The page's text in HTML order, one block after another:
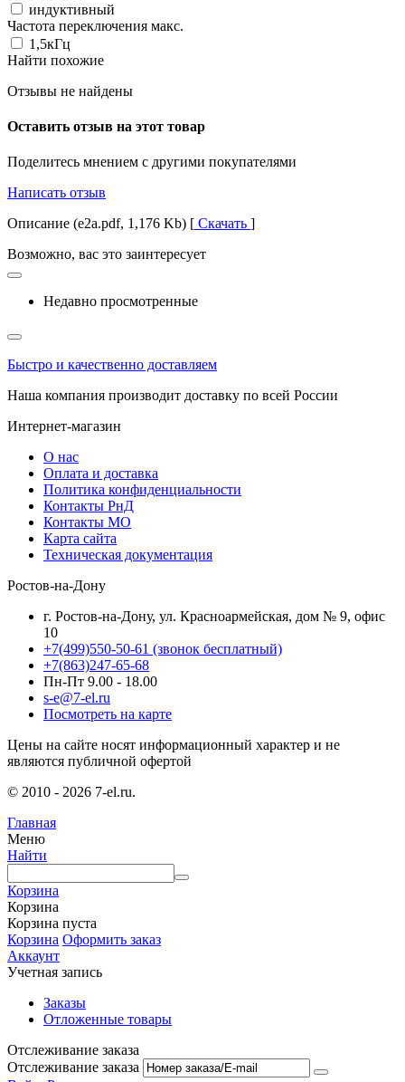
индуктивный
Частота переключения макс.
1,5кГц
Найти похожие
Отзывы не найдены
Оставить отзыв на этот товар
Поделитесь мнением с другими покупателями
Написать отзыв
Описание (e2a.pdf, 1,176 Kb) [ Скачать ]
Возможно, вас это заинтересует
Недавно просмотренные
Быстро и качественно доставляем
Наша компания производит доставку по всей России
Интернет-магазин
О нас
Оплата и доставка
Политика конфиденциальности
Контакты РнД
Контакты МО
Карта сайта
Техническая документация
Ростов-на-Дону
г. Ростов-на-Дону, ул. Красноармейская, дом № 9, офис
10
+7(499)550-50-61 (звонок бесплатный)
+7(863)247-65-68
Пн-Пт 9.00 - 18.00
s-e@7-el.ru
Посмотреть на карте
Цены на сайте носят информационный характер и не
являются публичной офертой
© 2010 - 2026 7-el.ru.
Главная
Меню
Найти
Корзина
Корзина
Корзина пуста
Корзина Оформить заказ
Аккаунт
Учетная запись
Заказы
Отложенные товары
Отслеживание заказа
Отслеживание заказа